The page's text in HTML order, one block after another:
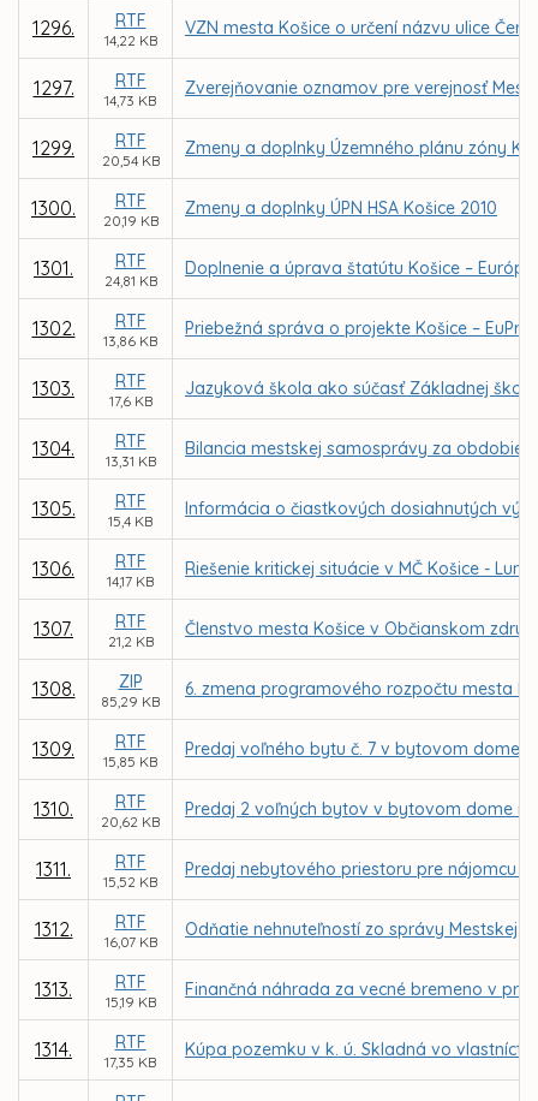
1296. RTF
14,22 KB
VZN mesta Košice o určení názvu ulice
1297. RTF
14,73 KB
Zverejňovanie oznamov pre verejnosť
1299. RTF
20,54 KB
Zmeny a doplnky Územného plánu zóny
1300. RTF
20,19 KB
Zmeny a doplnky ÚPN HSA Košice 2010
1301. RTF
24,81 KB
Doplnenie a úprava štatútu Košice –
1302. RTF
13,86 KB
Priebežná správa o projekte Košice –
1303. RTF
17,6 KB
Jazyková škola ako súčasť Základnej školy
1304. RTF
13,31 KB
Bilancia mestskej samosprávy za obdobie
1305. RTF
15,4 KB
Informácia o čiastkových dosiahnutých
1306. RTF
14,17 KB
Riešenie kritickej situácie v MČ Košice -
1307. RTF
21,2 KB
Členstvo mesta Košice v Občianskom
1308. ZIP
85,29 KB
6. zmena programového rozpočtu mesta
1309. RTF
15,85 KB
Predaj voľného bytu č. 7 v bytovom dome
1310. RTF
20,62 KB
Predaj 2 voľných bytov v bytovom dome
1311. RTF
15,52 KB
Predaj nebytového priestoru pre nájomcu
1312. RTF
16,07 KB
Odňatie nehnuteľností zo správy Mestskej
1313. RTF
15,19 KB
Finančná náhrada za vecné bremeno v
1314. RTF
17,35 KB
Kúpa pozemku v k. ú. Skladná vo